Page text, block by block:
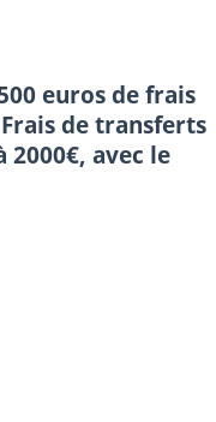
euros de frais
de transferts
avec le